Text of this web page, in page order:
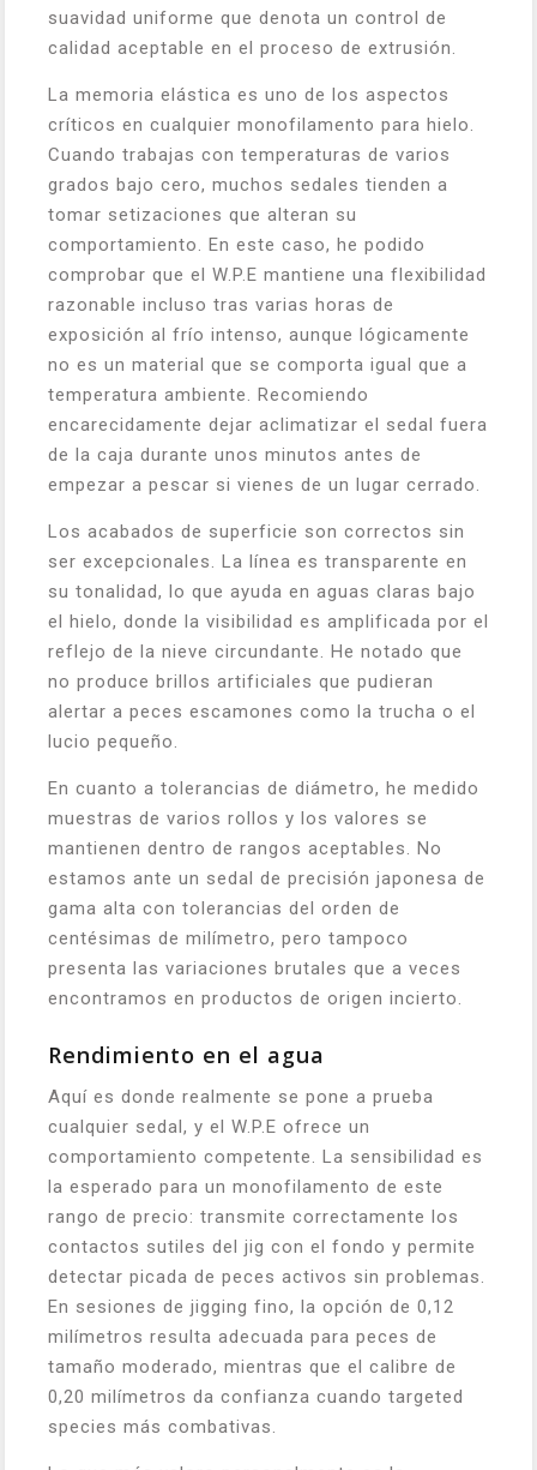
suavidad uniforme que denota un control de
calidad aceptable en el proceso de extrusión.
La memoria elástica es uno de los aspectos
críticos en cualquier monofilamento para hielo.
Cuando trabajas con temperaturas de varios
grados bajo cero, muchos sedales tienden a
tomar setizaciones que alteran su
comportamiento. En este caso, he podido
comprobar que el W.P.E mantiene una flexibilidad
razonable incluso tras varias horas de
exposición al frío intenso, aunque lógicamente
no es un material que se comporta igual que a
temperatura ambiente. Recomiendo
encarecidamente dejar aclimatizar el sedal fuera
de la caja durante unos minutos antes de
empezar a pescar si vienes de un lugar cerrado.
Los acabados de superficie son correctos sin
ser excepcionales. La línea es transparente en
su tonalidad, lo que ayuda en aguas claras bajo
el hielo, donde la visibilidad es amplificada por el
reflejo de la nieve circundante. He notado que
no produce brillos artificiales que pudieran
alertar a peces escamones como la trucha o el
lucio pequeño.
En cuanto a tolerancias de diámetro, he medido
muestras de varios rollos y los valores se
mantienen dentro de rangos aceptables. No
estamos ante un sedal de precisión japonesa de
gama alta con tolerancias del orden de
centésimas de milímetro, pero tampoco
presenta las variaciones brutales que a veces
encontramos en productos de origen incierto.
Rendimiento en el agua
Aquí es donde realmente se pone a prueba
cualquier sedal, y el W.P.E ofrece un
comportamiento competente. La sensibilidad es
la esperado para un monofilamento de este
rango de precio: transmite correctamente los
contactos sutiles del jig con el fondo y permite
detectar picada de peces activos sin problemas.
En sesiones de jigging fino, la opción de 0,12
milímetros resulta adecuada para peces de
tamaño moderado, mientras que el calibre de
0,20 milímetros da confianza cuando targeted
species más combativas.